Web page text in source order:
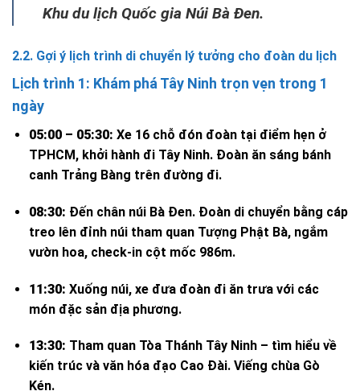
Khu du lịch Quốc gia Núi Bà Đen.
2.2. Gợi ý lịch trình di chuyển lý tưởng cho đoàn du lịch
Lịch trình 1: Khám phá Tây Ninh trọn vẹn trong 1
ngày
05:00 – 05:30: Xe 16 chỗ đón đoàn tại điểm hẹn ở
TPHCM, khởi hành đi Tây Ninh. Đoàn ăn sáng bánh
canh Trảng Bàng trên đường đi.
08:30: Đến chân núi Bà Đen. Đoàn di chuyển bằng cáp
treo lên đỉnh núi tham quan Tượng Phật Bà, ngắm
vườn hoa, check-in cột mốc 986m.
11:30: Xuống núi, xe đưa đoàn đi ăn trưa với các
món đặc sản địa phương.
13:30: Tham quan Tòa Thánh Tây Ninh – tìm hiểu về
kiến trúc và văn hóa đạo Cao Đài. Viếng chùa Gò
Kén.